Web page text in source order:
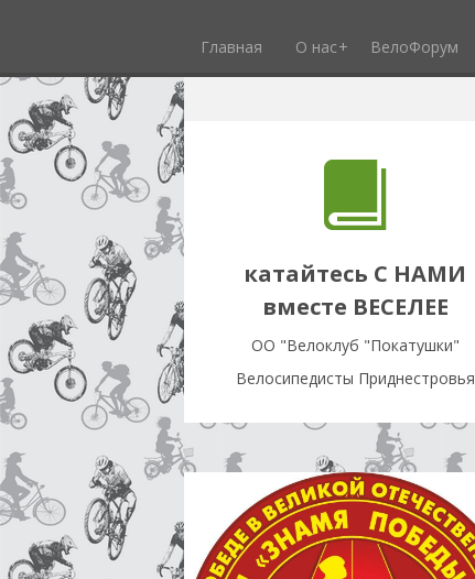
Главная О нас ВелоФорум
катайтесь С НАМИ
вместе ВЕСЕЛЕЕ
OO "Велоклуб "Покатушки"
Велосипедисты Приднестровья